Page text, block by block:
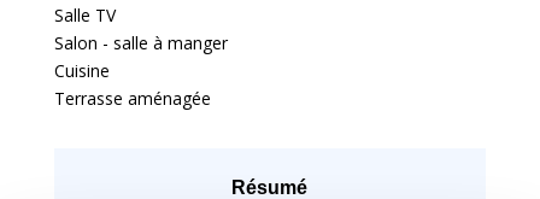
Salle TV
Salon - salle à manger
Cuisine
Terrasse aménagée
Résumé